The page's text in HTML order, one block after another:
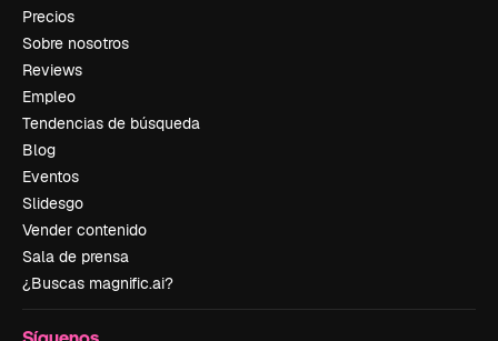
Precios
Sobre nosotros
Reviews
Empleo
Tendencias de búsqueda
Blog
Eventos
Slidesgo
Vender contenido
Sala de prensa
¿Buscas magnific.ai?